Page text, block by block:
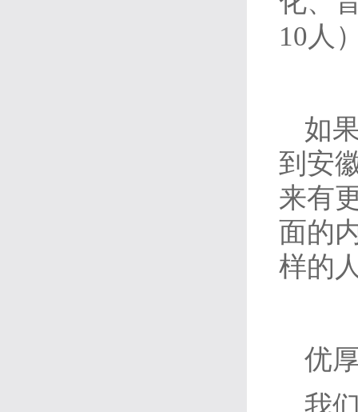
10人
如
到安
来有
面的
样的
优